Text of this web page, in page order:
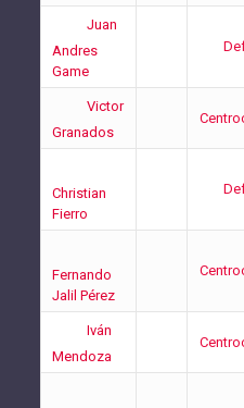
Juan
Andres
Game
Victor
Granados
Christian
Fierro
Fernando
Jalil Pérez
Iván
Mendoza